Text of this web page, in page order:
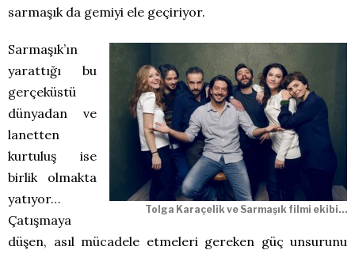
sarmaşık da gemiyi ele geçiriyor.
Tolga Karaçelik ve Sarmaşık filmi ekibi…
Sarmaşık’ın
yarattığı bu
gerçeküstü
dünyadan ve
lanetten
kurtuluş ise
birlik olmakta
yatıyor…
Çatışmaya
düşen, asıl mücadele etmeleri gereken güç unsurunu